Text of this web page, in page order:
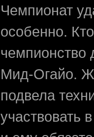
Чемпионат
особенно.
чемпионство
Мид-Огайо.
подвела
участвовать